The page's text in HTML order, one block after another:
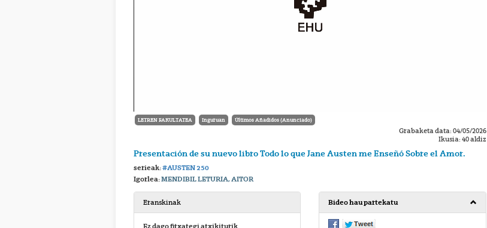
LETREN FAKULTATEA Inguruan Últimos Añadidos (Anunciado)
Grabaketa data: 04/05/2026
Ikusia: 40 aldiz
Presentación de su nuevo libro Todo lo que Jane Austen me Enseñó Sobre el Amor.
serieak:#AUSTEN 250
Igorlea:MENDIBIL LETURIA, AITOR
Eranskinak Bideo hau partekatu